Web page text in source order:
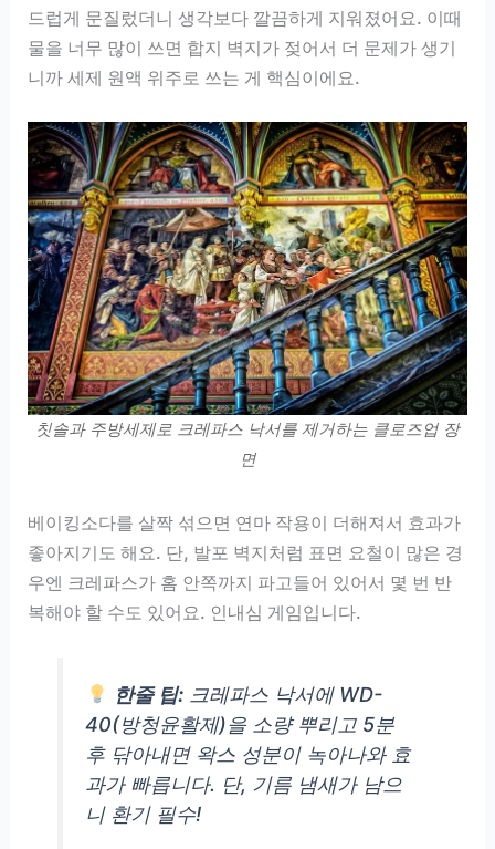
드럽게 문질렀더니 생각보다 깔끔하게 지워졌어요. 이때
물을 너무 많이 쓰면 합지 벽지가 젖어서 더 문제가 생기
니까 세제 원액 위주로 쓰는 게 핵심이에요.
칫솔과 주방세제로 크레파스 낙서를 제거하는 클로즈업 장
면
베이킹소다를 살짝 섞으면 연마 작용이 더해져서 효과가
좋아지기도 해요. 단, 발포 벽지처럼 표면 요철이 많은 경
우엔 크레파스가 홈 안쪽까지 파고들어 있어서 몇 번 반
복해야 할 수도 있어요. 인내심 게임입니다.
한줄 팁:크레파스 낙서에 WD-
40(방청윤활제)을 소량 뿌리고 5분
후 닦아내면 왁스 성분이 녹아나와 효
과가 빠릅니다. 단, 기름 냄새가 남으
니 환기 필수!